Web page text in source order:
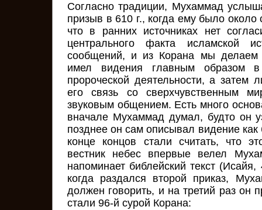
Согласно традиции, Мухаммад
призыв в 610 г., когда ему было
что в ранних источниках нет
центрального факта исламской
сообщений, и из Корана мы
имел видения главным образом
пророческой деятельности, а затем
его связь со сверхчувственным
звуковым общением. Есть много
вначале Мухаммад думал, будто он
позднее он сам описывал видение
конце концов стали считать, что
вестник небес впервые велел
напоминает библейский текст
когда раздался второй приказ,
должен говорить, и на третий раз он
стали 96-й сурой Корана: